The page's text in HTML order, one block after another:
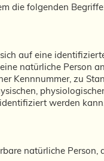
die folgenden
auf eine
natürliche Person
Kennnummer, zu
werden kann.
natürliche Person,